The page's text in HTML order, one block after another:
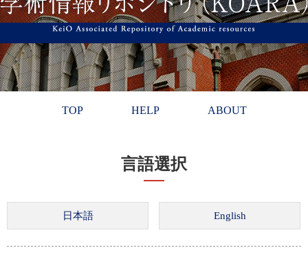
TOP HELP ABOUT
言語選択